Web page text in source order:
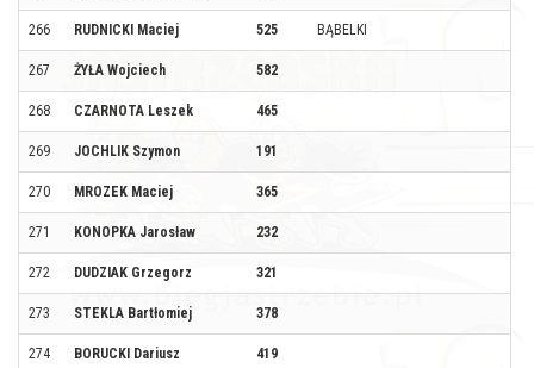
266 RUDNICKI Maciej 525 BĄBELKI
267 ŻYŁA Wojciech 582
268 CZARNOTA Leszek 465
269 JOCHLIK Szymon 191
270 MROZEK Maciej 365
271 KONOPKA Jarosław 232
272 DUDZIAK Grzegorz 321
273 STEKLA Bartłomiej 378
274 BORUCKI Dariusz 419